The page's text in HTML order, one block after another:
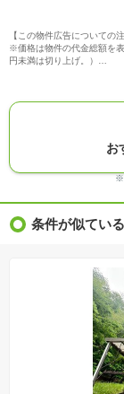
【この物件広告についての注
※価格は物件の代金総額を
円未満は切り上げ。）
※写真に写っている、また
※建築条件付き土地価格に
※物件情報は、原則として
※完成予想図はいずれも外
※モデルルーム・モデルハ
※ＣＧ合成の画像の場合、
※物件特徴：販売戸数が複
※価格更新：物件価格が変
※建築条件土地の情報内に
の一例であって、プランの
※土地（建築条件なし）で
負会社によるもので、当該
とは限りません。また建築
※建築条件付き土地とは、
ことを条件として売買され
協議するため、土地購入者
交渉期間が設定され、その
します。なお、この期間は
お
※
条件が似てい